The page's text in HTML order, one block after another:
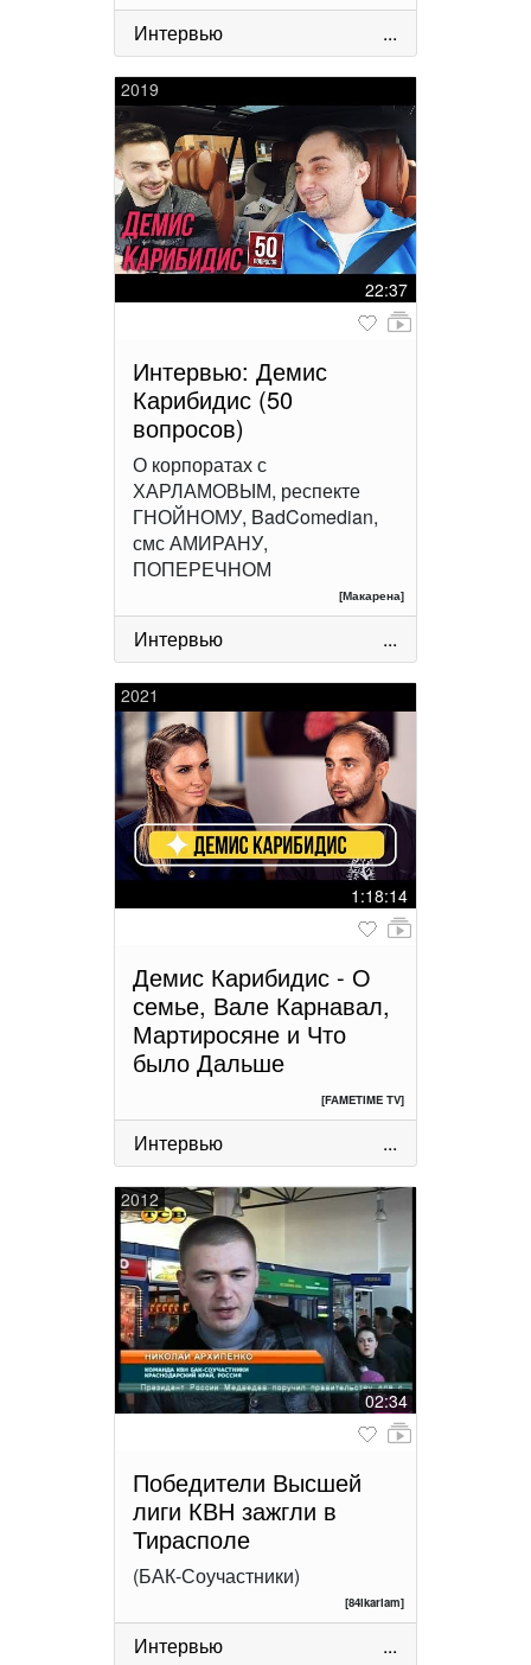
Интервью ...
2019
22:37
Интервью: Демис
Карибидис (50
вопросов)
О корпоратах с
ХАРЛАМОВЫМ, респекте
ГНОЙНОМУ, BadComedian,
смс АМИРАНУ,
ПОПЕРЕЧНОМ
[Макарена]
Интервью ...
2021
1:18:14
Демис Карибидис - О
семье, Вале Карнавал,
Мартиросяне и Что
было Дальше
[FAMETIME TV]
Интервью ...
2012
02:34
Победители Высшей
лиги КВН зажгли в
Тирасполе
(БАК-Соучастники)
[84ikariam]
Интервью ...